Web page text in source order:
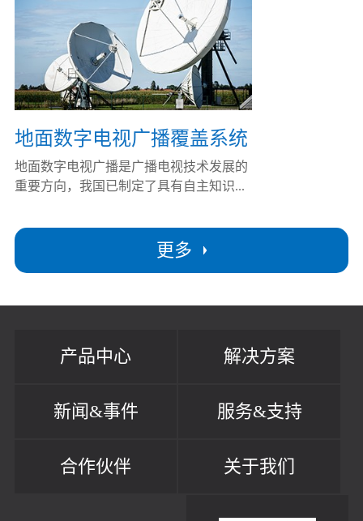
更多
地面数字电视广播覆盖系统
地面数字电视广播是广播电视技术发展的
重要方向，我国已制定了具有自主知识...
产品中心 解决方案
新闻&事件 服务&支持
合作伙伴 关于我们